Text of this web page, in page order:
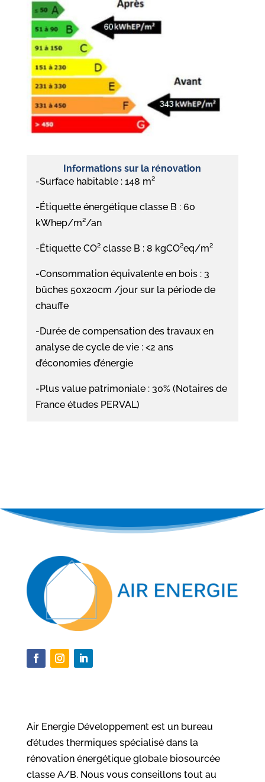
Informations sur la rénovation
-Surface habitable : 148 m²
-Étiquette énergétique classe B : 60
kWhep/m²/an
-Étiquette CO² classe B : 8 kgCO²eq/m²
-Consommation équivalente en bois : 3
bûches 50x20cm /jour sur la période de
chauffe
-Durée de compensation des travaux en
analyse de cycle de vie : <2 ans
d’économies d’énergie
-Plus value patrimoniale : 30% (Notaires de
France études PERVAL)
Air Energie Développement est un bureau
d’études thermiques spécialisé dans la
rénovation énergétique globale biosourcée
classe A/B. Nous vous conseillons tout au